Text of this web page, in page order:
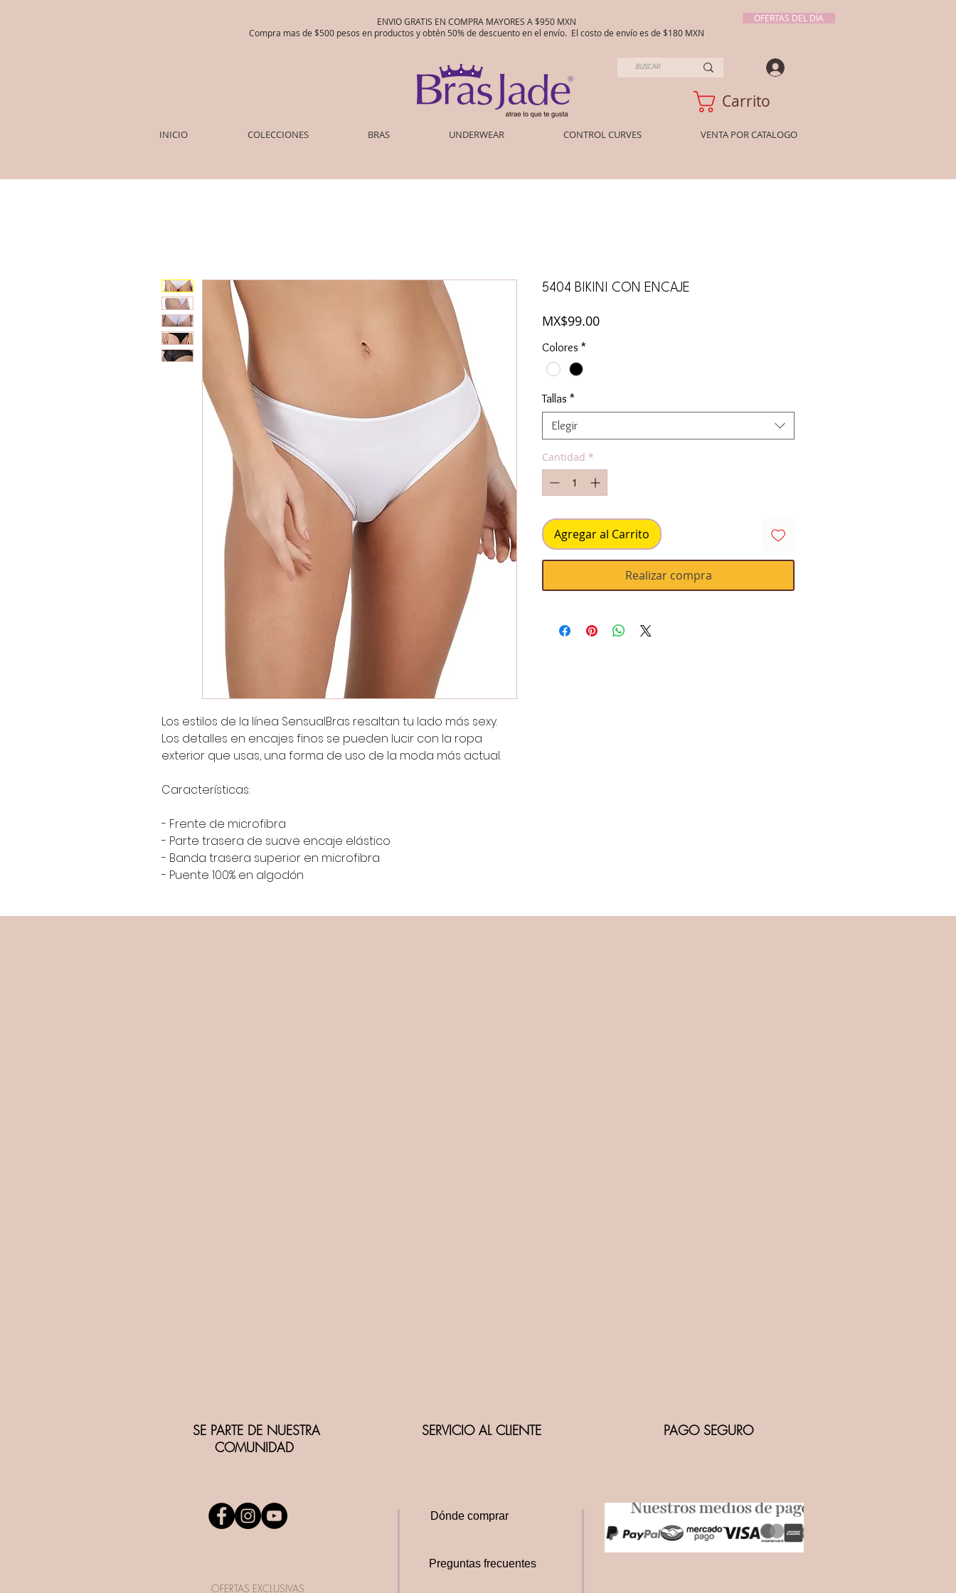
ENVIO GRATIS EN COMPRA MAYORES A $950 MXN
Compra mas de $500 pesos en productos y obtén 50% de descuento en el envío. El costo de envío es de $180 MXN
OFERTAS DEL DÍA
Carrito
INICIO COLECCIONES BRAS UNDERWEAR CONTROL CURVES VENTA POR CATALOGO
Los estilos de la línea SensualBras resaltan tu lado más sexy.
Los detalles en encajes finos se pueden lucir con la ropa
exterior que usas, una forma de uso de la moda más actual.
Características:
- Frente de microfibra
- Parte trasera de suave encaje elástico
- Banda trasera superior en microfibra
- Puente 100% en algodón
5404 BIKINI CON ENCAJE
MX$99.00Precio
Colores *
Tallas *
Elegir
Cantidad *
Agregar al Carrito
Realizar compra
SE PARTE DE NUESTRA
COMUNIDAD
SERVICIO AL CLIENTE PAGO SEGURO
OFERTAS EXCLUSIVAS
Dónde comprar
Preguntas frecuentes